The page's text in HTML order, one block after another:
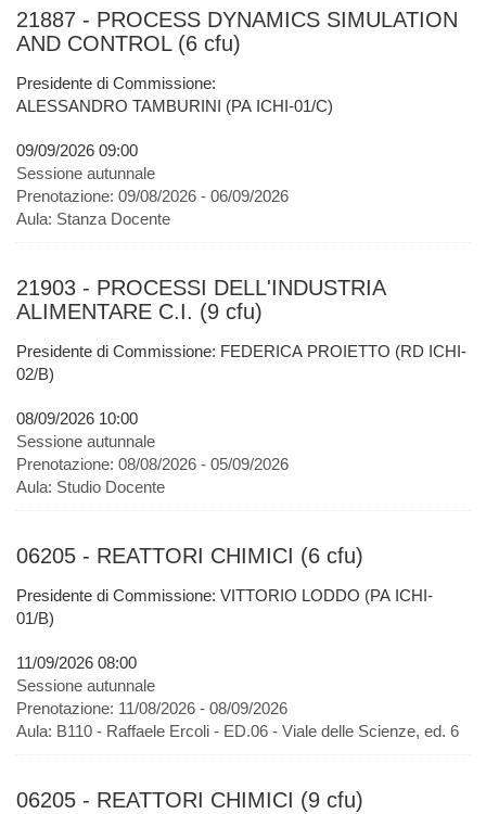
21887 - PROCESS DYNAMICS SIMULATION
AND CONTROL (6 cfu)
Presidente di Commissione:
ALESSANDRO TAMBURINI (PA ICHI-01/C)
09/09/2026 09:00
Sessione autunnale
Prenotazione: 09/08/2026 - 06/09/2026
Aula: Stanza Docente
21903 - PROCESSI DELL'INDUSTRIA
ALIMENTARE C.I. (9 cfu)
Presidente di Commissione: FEDERICA PROIETTO (RD ICHI-
02/B)
08/09/2026 10:00
Sessione autunnale
Prenotazione: 08/08/2026 - 05/09/2026
Aula: Studio Docente
06205 - REATTORI CHIMICI (6 cfu)
Presidente di Commissione: VITTORIO LODDO (PA ICHI-
01/B)
11/09/2026 08:00
Sessione autunnale
Prenotazione: 11/08/2026 - 08/09/2026
Aula: B110 - Raffaele Ercoli - ED.06 - Viale delle Scienze, ed. 6
06205 - REATTORI CHIMICI (9 cfu)